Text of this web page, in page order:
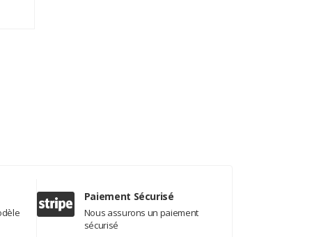
Paiement Sécurisé
Nous assurons un paiement
sécurisé